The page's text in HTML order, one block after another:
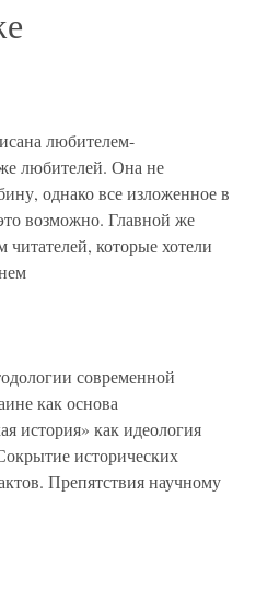
любителем-
любителей. Она не
однако все изложенное в
возможно. Главной же
которые хотели
современной
как основа
история» как идеология
исторических
Препятствия научному